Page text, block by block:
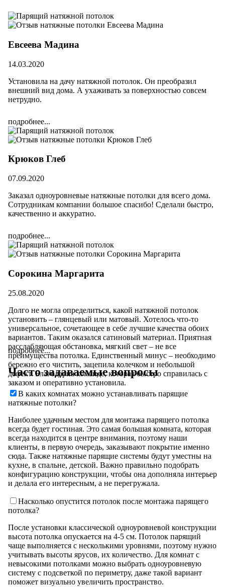
Евсеева Мадина
14.03.2020
Установила на дачу натяжной потолок. Он преобразил
внешний вид дома. А ухаживать за поверхностью совсем
нетрудно.
подробнее...
Крюков Глеб
07.09.2020
Заказал одноуровневые натяжные потолки для всего дома.
Сотрудникам компании большое спасибо! Сделали быстро,
качественно и аккуратно.
подробнее...
Сорокина Маргарита
25.08.2020
Долго не могла определиться, какой натяжной потолок
установить – глянцевый или матовый. Хотелось что-то
универсальное, сочетающее в себе лучшие качества обоих
вариантов. Таким оказался сатиновый материал. Приятная
расслабляющая обстановка, мягкий свет – не все
преимущества потолка. Единственный минус – необходимо
бережно его чистить, зацепила колечком и небольшой
дефект. Благодарна команде, которая быстро справилась с
заказом и оперативно установила.
подробнее...
Часто задаваемые вопросы
В каких комнатах можно устанавливать парящие
натяжные потолки?
Наиболее удачным местом для монтажа парящего потолка
всегда будет гостиная. Это самая большая комната, которая
всегда находится в центре внимания, поэтому наши
клиенты, в первую очередь, заказывают покрытие именно
сюда. Также натяжные парящие системы будут уместны на
кухне, в спальне, детской. Важно правильно подобрать
конфигурацию конструкции, чтобы она дополняла интерьер
и делала его интересным, а не перегружала.
Насколько опустится потолок после монтажа парящего
потолка?
После установки классической одноуровневой конструкции
высота потолка опускается на 4-5 см. Потолок парящий
чаще выполняется с несколькими уровнями, поэтому нужно
учитывать высоты ярусов, их количество. Для комнат с
невысокими потолками можно выбрать одноуровневую
систему с подсветкой по периметру, даже такой вариант
поможет визуально увеличить пространство.